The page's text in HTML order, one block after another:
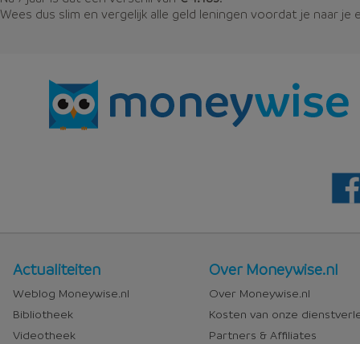
Wees dus slim en vergelijk alle geld leningen voordat je naar je
Nieuws
en
media
Actualiteiten
Weblog Moneywise.nl
Bibliotheek
Videotheek
Over
Moneywise
Over Moneywise.nl
Over Moneywise.nl
Kosten van onze
Partners & Affiliates